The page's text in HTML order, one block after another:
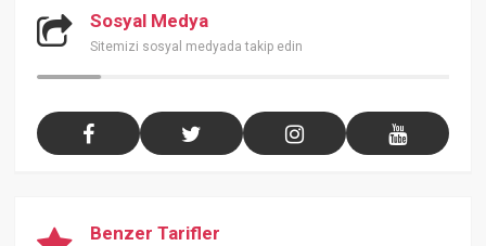
Sosyal Medya
Sitemizi sosyal medyada takip edin
Benzer Tarifler